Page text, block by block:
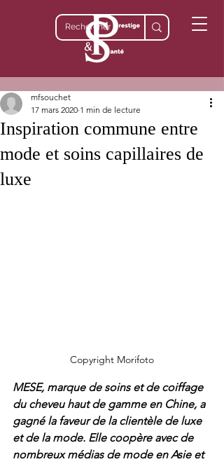
Inspiration commune entre
mode et soins capillaires de
luxe
mfsouchet
17 mars 2020 1 min de lecture
Copyright Morifoto
MESE, marque de soins et de coiffage
du cheveu haut de gamme en Chine, a
gagné la faveur de la clientèle de luxe
et de la mode. Elle coopère avec de
nombreux médias de mode en Asie et